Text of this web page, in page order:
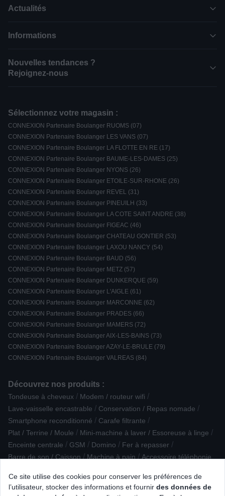
Ce site utilise des cookies pour conserver les préférences de
l’utilisateur, stocker des informations et fournir des données de
Actualités
Informations
Nouvelles tendances ?
Rejoignez-nous
Sélectionnez votre magasin :
CONNEXION Partenaire Boulanger RUOMS (07)
CONNEXION Partenaire Boulanger LES VANS (07)
CONNEXION Partenaire Boulanger LA FLOTTE EN RE (17)
CONNEXION Partenaire Boulanger BAUME-LES-DAMES (25)
CONNEXION Partenaire Boulanger NYONS (26)
CONNEXION Partenaire Boulanger ETOILE-SUR-RHONE (26)
CONNEXION Partenaire Boulanger REVEL (31)
CONNEXION Partenaire Boulanger PINEUILH (33)
CONNEXION Partenaire Boulanger LA COTE SAINT ANDRE (38)
CONNEXION Partenaire Boulanger FIGEAC (46)
CONNEXION Partenaire Boulanger CHATEAU GONTIER (53)
CONNEXION Partenaire Boulanger LAXOU NANCY (54)
CONNEXION Partenaire Boulanger BAUD (56)
CONNEXION Partenaire Boulanger METZ (57)
CONNEXION Partenaire Boulanger DUNKERQUE (59)
CONNEXION Partenaire Boulanger L'AIGLE (61)
CONNEXION Partenaire Boulanger MARCONNE (62)
CONNEXION Partenaire Boulanger PRADES (66)
CONNEXION Partenaire Boulanger MAMERS (72)
CONNEXION Partenaire Boulanger AIX-LES-BAINS (73)
CONNEXION Partenaire Boulanger AZAY-LE-BRULE (79)
CONNEXION Partenaire Boulanger VALREAS (84)
Découvrez nos produits :
Tondeuse à cheveux / Modem / routeur wifi /
Lave-vaisselle encastrable / Conservation / Repas nomade /
Smartphone reconditionné / Carafe filtrante /
Plat / Terrine / Moule / Mini-machine à laver / Essoreuse à linge /
Enceinte centrale / GSM / Domino / Fer à repasser /
Barre de son / Caisson / Machine à pain / Accessoire téléphonie
Aspirateur rechargeable / à main /
Raclette / pierre à griller / grill / crêpière